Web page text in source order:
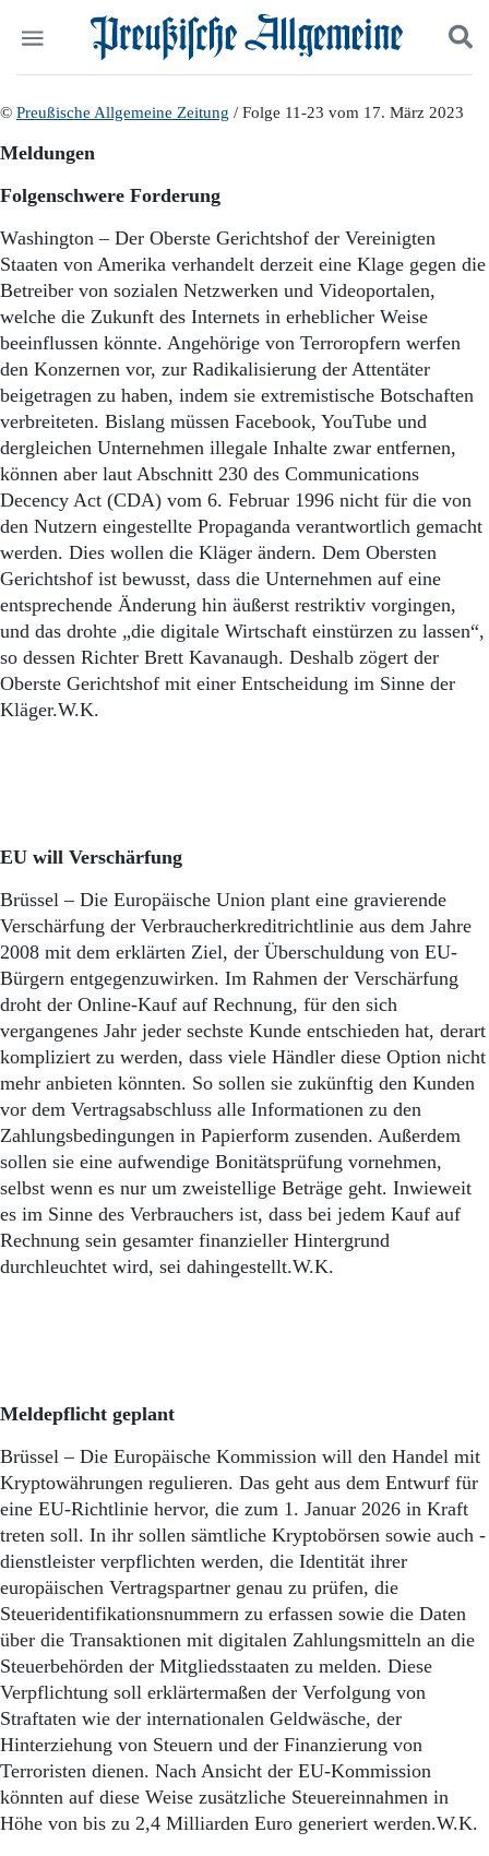
Start
Wer wir sind
Aktuelle Ausgabe
Abonnenten-Login
Abonnent werden
Abo Prämien
Archiv
Mediadaten
Politik
Gesellschaft
Leben
Geschichte
Ostpreußen
Pommern
Berlin-Brandenburg
Schlesien
Danzig und Westpreußen
Bücher
Kontakt
Impressum
Suchen und finden
© Preußische Allgemeine Zeitung / Folge 11-23 vom 17. März 2023
Meldungen
Folgenschwere Forderung
Washington – Der Oberste Gerichtshof der Vereinigten
Staaten von Amerika verhandelt derzeit eine Klage gegen die
Betreiber von sozialen Netzwerken und Videoportalen,
welche die Zukunft des Internets in erheblicher Weise
beeinflussen könnte. Angehörige von Terroropfern werfen
den Konzernen vor, zur Radikalisierung der Attentäter
beigetragen zu haben, indem sie extremistische Botschaften
verbreiteten. Bislang müssen Facebook, YouTube und
dergleichen Unternehmen illegale Inhalte zwar entfernen,
können aber laut Abschnitt 230 des Communications
Decency Act (CDA) vom 6. Februar 1996 nicht für die von
den Nutzern eingestellte Propaganda verantwortlich gemacht
werden. Dies wollen die Kläger ändern. Dem Obersten
Gerichtshof ist bewusst, dass die Unternehmen auf eine
entsprechende Änderung hin äußerst restriktiv vorgingen,
und das drohte „die digitale Wirtschaft einstürzen zu lassen“,
so dessen Richter Brett Kavanaugh. Deshalb zögert der
Oberste Gerichtshof mit einer Entscheidung im Sinne der
Kläger.W.K.
EU will Verschärfung
Brüssel – Die Europäische Union plant eine gravierende
Verschärfung der Verbraucherkreditrichtlinie aus dem Jahre
2008 mit dem erklärten Ziel, der Überschuldung von EU-
Bürgern entgegenzuwirken. Im Rahmen der Verschärfung
droht der Online-Kauf auf Rechnung, für den sich
vergangenes Jahr jeder sechste Kunde entschieden hat, derart
kompliziert zu werden, dass viele Händler diese Option nicht
mehr anbieten könnten. So sollen sie zukünftig den Kunden
vor dem Vertragsabschluss alle Informationen zu den
Zahlungsbedingungen in Papierform zusenden. Außerdem
sollen sie eine aufwendige Bonitätsprüfung vornehmen,
selbst wenn es nur um zweistellige Beträge geht. Inwieweit
es im Sinne des Verbrauchers ist, dass bei jedem Kauf auf
Rechnung sein gesamter finanzieller Hintergrund
durchleuchtet wird, sei dahingestellt.W.K.
Meldepflicht geplant
Brüssel – Die Europäische Kommission will den Handel mit
Kryptowährungen regulieren. Das geht aus dem Entwurf für
eine EU-Richtlinie hervor, die zum 1. Januar 2026 in Kraft
treten soll. In ihr sollen sämtliche Kryptobörsen sowie auch -
dienstleister verpflichten werden, die Identität ihrer
europäischen Vertragspartner genau zu prüfen, die
Steueridentifikationsnummern zu erfassen sowie die Daten
über die Transaktionen mit digitalen Zahlungsmitteln an die
Steuerbehörden der Mitgliedsstaaten zu melden. Diese
Verpflichtung soll erklärtermaßen der Verfolgung von
Straftaten wie der internationalen Geldwäsche, der
Hinterziehung von Steuern und der Finanzierung von
Terroristen dienen. Nach Ansicht der EU-Kommission
könnten auf diese Weise zusätzliche Steuereinnahmen in
Höhe von bis zu 2,4 Milliarden Euro generiert werden.W.K.